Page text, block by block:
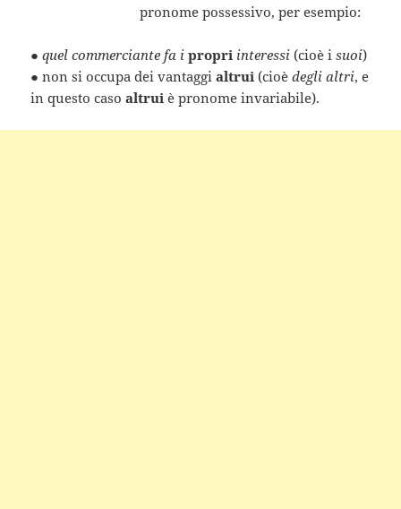
pronome possessivo, per esempio:
●quel commerciante fa ipropri interessi (cioè isuoi)
● non si occupa dei vantaggialtrui (cioèdegli altri, e
in questo casoaltrui è pronome invariabile).